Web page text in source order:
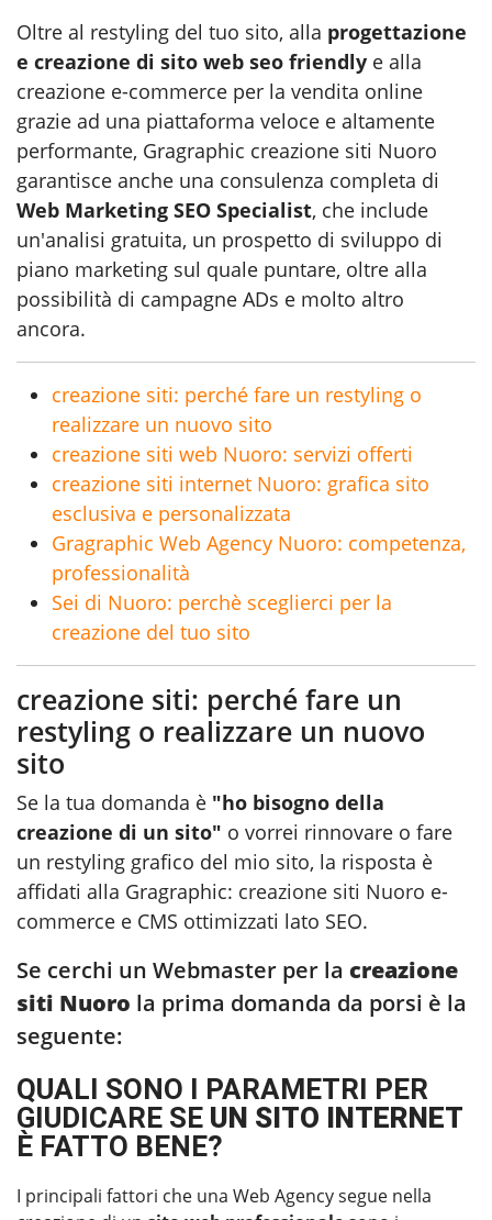
Oltre al restyling del tuo sito, alla progettazione
e creazione di sito web seo friendly e alla
creazione e-commerce per la vendita online
grazie ad una piattaforma veloce e altamente
performante, Gragraphic creazione siti Nuoro
garantisce anche una consulenza completa di
Web Marketing SEO Specialist, che include
un'analisi gratuita, un prospetto di sviluppo di
piano marketing sul quale puntare, oltre alla
possibilità di campagne ADs e molto altro
ancora.
creazione siti: perché fare un restyling o
realizzare un nuovo sito
creazione siti web Nuoro: servizi offerti
creazione siti internet Nuoro: grafica sito
esclusiva e personalizzata
Gragraphic Web Agency Nuoro: competenza,
professionalità
Sei di Nuoro: perchè sceglierci per la
creazione del tuo sito
creazione siti: perché fare un
restyling o realizzare un nuovo
sito
Se la tua domanda è "ho bisogno della
creazione di un sito" o vorrei rinnovare o fare
un restyling grafico del mio sito, la risposta è
affidati alla Gragraphic: creazione siti Nuoro e-
commerce e CMS ottimizzati lato SEO.
Se cerchi un Webmaster per la creazione
siti Nuoro la prima domanda da porsi è la
seguente:
QUALI SONO I PARAMETRI PER
GIUDICARE SE UN SITO INTERNET
È FATTO BENE?
I principali fattori che una Web Agency segue nella